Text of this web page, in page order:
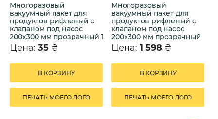
Многоразовый
вакуумный пакет для
продуктов рифленый с
клапаном под насос
200х300 мм прозрачный 1
шт.
Цена: 35 ₴
В КОРЗИНУ
ПЕЧАТЬ МОЕГО ЛОГО
Многоразовый
вакуумный пакет для
продуктов рифленый с
клапаном под насос
200х300 мм прозрачный
50 шт.
Цена: 1 598 ₴
В КОРЗИНУ
ПЕЧАТЬ МОЕГО ЛОГО